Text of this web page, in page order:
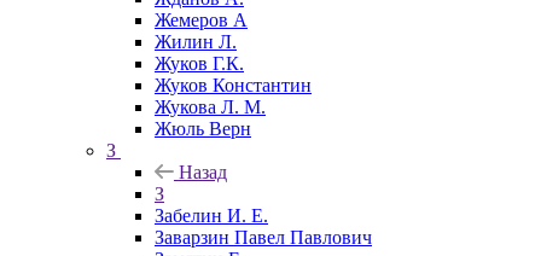
Жемеров А
Жилин Л.
Жуков Г.К.
Жуков Константин
Жукова Л. М.
Жюль Верн
З
Назад
З
Забелин И. Е.
Заварзин Павел Павлович